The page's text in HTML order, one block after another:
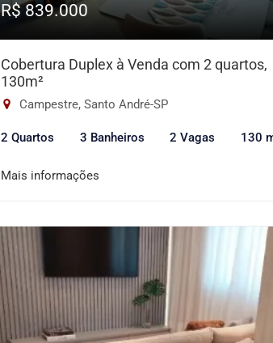
R$ 839.000
Cobertura Duplex à Venda com 2 quartos,
130m²
Campestre, Santo André-SP
2 Quartos 3 Banheiros 2 Vagas 130
Mais informações